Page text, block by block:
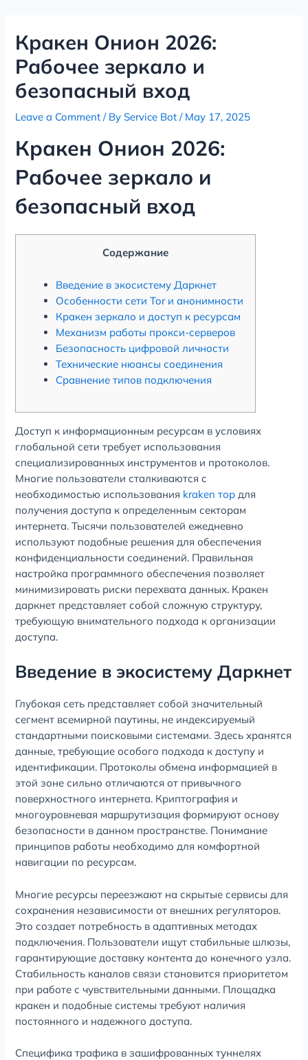
contentКракен Онион 2026:
Рабочее зеркало и
безопасный вход
Leave a Comment / ByService Bot/ May 17, 2025
Кракен Онион 2026:
Рабочее зеркало и
безопасный вход
Содержание
Введение в экосистему Даркнет
Особенности сети Tor и анонимности
Кракен зеркало и доступ к ресурсам
Механизм работы прокси-серверов
Безопасность цифровой личности
Технические нюансы соединения
Сравнение типов подключения
Доступ к информационным ресурсам в условиях
глобальной сети требует использования
специализированных инструментов и протоколов.
Многие пользователи сталкиваются с
необходимостью использования kraken тор для
получения доступа к определенным секторам
интернета. Тысячи пользователей ежедневно
используют подобные решения для обеспечения
конфиденциальности соединений. Правильная
настройка программного обеспечения позволяет
минимизировать риски перехвата данных. Кракен
даркнет представляет собой сложную структуру,
требующую внимательного подхода к организации
доступа.
Введение в экосистему Даркнет
Глубокая сеть представляет собой значительный
сегмент всемирной паутины, не индексируемый
стандартными поисковыми системами. Здесь хранятся
данные, требующие особого подхода к доступу и
идентификации. Протоколы обмена информацией в
этой зоне сильно отличаются от привычного
поверхностного интернета. Криптография и
многоуровневая маршрутизация формируют основу
безопасности в данном пространстве. Понимание
принципов работы необходимо для комфортной
навигации по ресурсам.
Многие ресурсы переезжают на скрытые сервисы для
сохранения независимости от внешних регуляторов.
Это создает потребность в адаптивных методах
подключения. Пользователи ищут стабильные шлюзы,
гарантирующие доставку контента до конечного узла.
Стабильность каналов связи становится приоритетом
при работе с чувствительными данными. Площадка
кракен и подобные системы требуют наличия
постоянного и надежного доступа.
Специфика трафика в зашифрованных туннелях